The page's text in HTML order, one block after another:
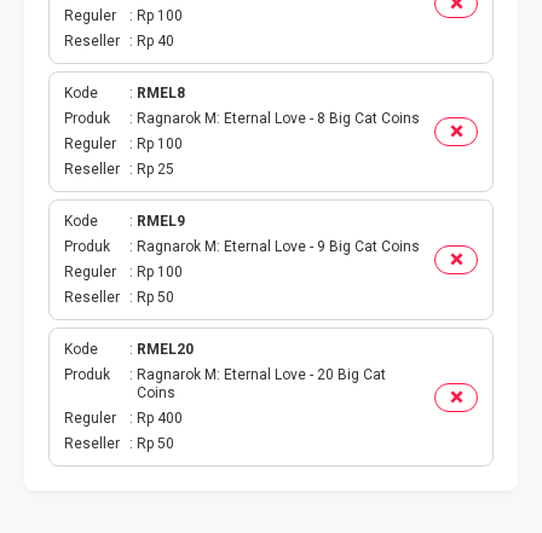
MODUL WEBPUL
TOKO ONLINE
AKTIVASI
GATEWAYKU
TELPON PASCABAYAR
PRODUK SPESIAL
TOPUP GAME
EMONEY
Reguler
Rp 100
Reseller
Rp 40
Kode
RMEL8
Produk
Ragnarok M: Eternal Love - 8 Big Cat Coins
Reguler
Rp 100
Reseller
Rp 25
Kode
RMEL9
Produk
Ragnarok M: Eternal Love - 9 Big Cat Coins
Reguler
Rp 100
Reseller
Rp 50
Kode
RMEL20
Produk
Ragnarok M: Eternal Love - 20 Big Cat
Coins
Reguler
Rp 400
Reseller
Rp 50